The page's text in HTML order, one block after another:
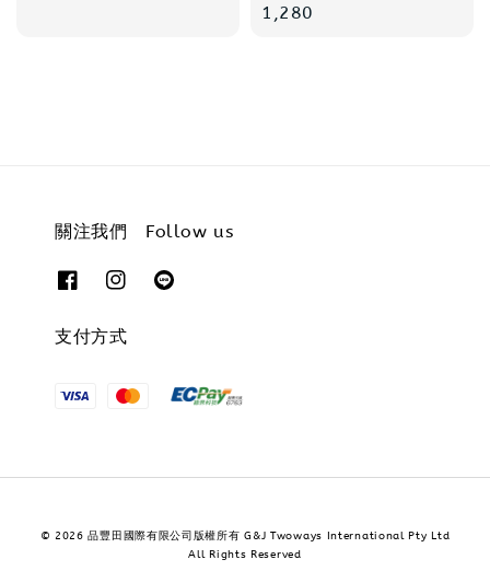
price
1,280
關注我們 Follow us
支付方式
© 2026 品豐田國際有限公司版權所有 G&J Twoways International Pty Ltd
All Rights Reserved